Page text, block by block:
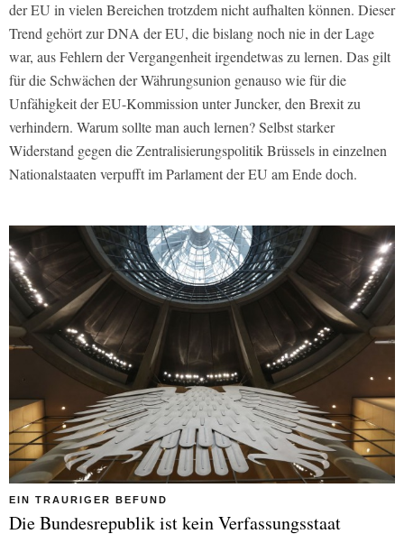
der EU in vielen Bereichen trotzdem nicht aufhalten können. Dieser
Trend gehört zur DNA der EU, die bislang noch nie in der Lage
war, aus Fehlern der Vergangenheit irgendetwas zu lernen. Das gilt
für die Schwächen der Währungsunion genauso wie für die
Unfähigkeit der EU-Kommission unter Juncker, den Brexit zu
verhindern. Warum sollte man auch lernen? Selbst starker
Widerstand gegen die Zentralisierungspolitik Brüssels in einzelnen
Nationalstaaten verpufft im Parlament der EU am Ende doch.
EIN TRAURIGER BEFUND
Die Bundesrepublik ist kein Verfassungsstaat